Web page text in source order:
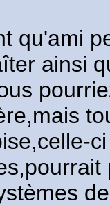
qu'ami
ainsi